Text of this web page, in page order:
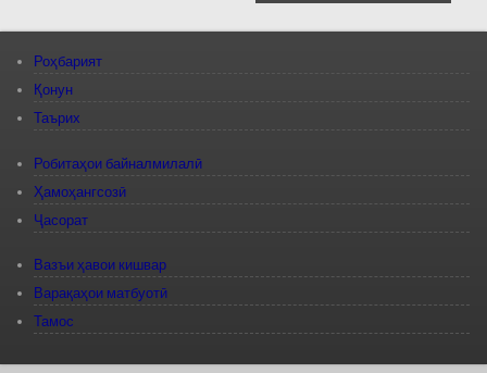
Роҳбарият
Қонун
Таърих
Робитаҳои байналмилалӣ
Ҳамоҳангсозӣ
Ҷасорат
Вазъи ҳавои кишвар
Варақаҳои матбуотӣ
Тамос